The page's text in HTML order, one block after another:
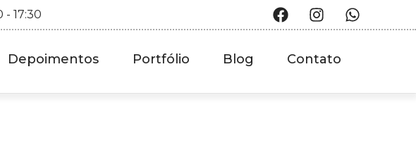
- 17:30
Depoimentos Portfólio Blog Contato